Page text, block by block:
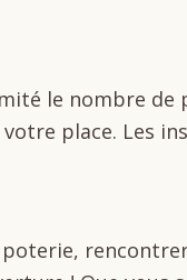
le nombre de
place. Les